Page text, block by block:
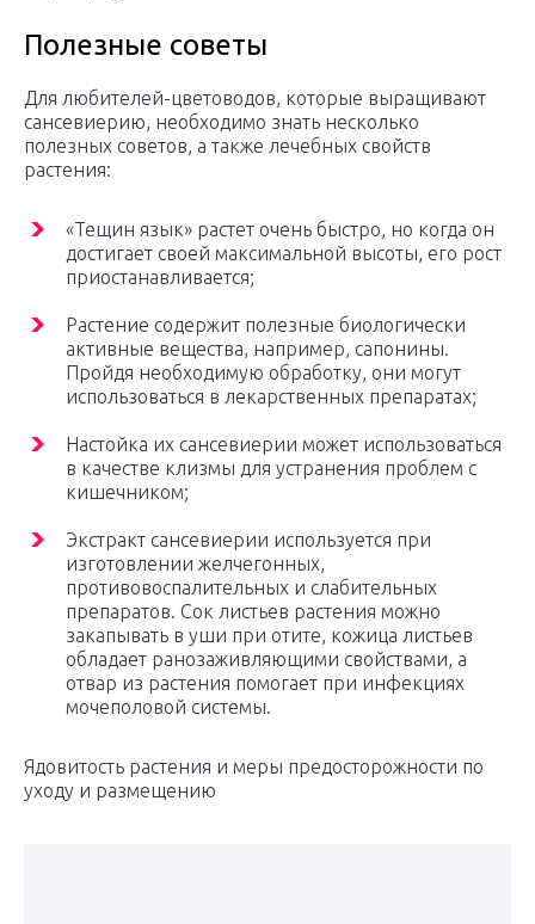
Полезные советы
Для любителей-цветоводов, которые выращивают
сансевиерию, необходимо знать несколько
полезных советов, а также лечебных свойств
растения:
«Тещин язык» растет очень быстро, но когда он
достигает своей максимальной высоты, его рост
приостанавливается;
Растение содержит полезные биологически
активные вещества, например, сапонины.
Пройдя необходимую обработку, они могут
использоваться в лекарственных препаратах;
Настойка их сансевиерии может использоваться
в качестве клизмы для устранения проблем с
кишечником;
Экстракт сансевиерии используется при
изготовлении желчегонных,
противовоспалительных и слабительных
препаратов. Сок листьев растения можно
закапывать в уши при отите, кожица листьев
обладает ранозаживляющими свойствами, а
отвар из растения помогает при инфекциях
мочеполовой системы.
Ядовитость растения и меры предосторожности по
уходу и размещению